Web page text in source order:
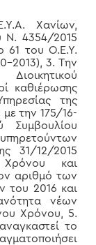
Χανίων,
Ν. 4354/2015
61 του Ο.Ε.Υ.
2013), 3. Την
καθιέρωσης
της
την 175/16-
Συμβουλίου
31/12/2015
Χρόνου και
αριθμό των
του 2016 και
νέων
Χρόνου, 5.
το